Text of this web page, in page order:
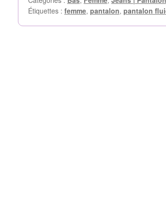
Étiquettes : femme, pantalon, pantalon